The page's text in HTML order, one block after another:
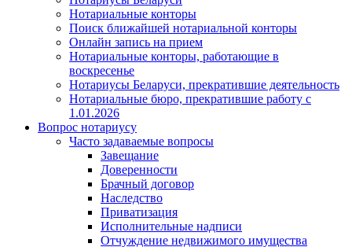
Нотариальные конторы
Поиск ближайшей нотариальной конторы
Онлайн запись на прием
Нотариальные конторы, работающие в
воскресенье
Нотариусы Беларуси, прекратившие деятельность
Нотариальные бюро, прекратившие работу с
1.01.2026
Вопрос нотариусу
Часто задаваемые вопросы
Завещание
Доверенности
Брачный договор
Наследство
Приватизация
Исполнительные надписи
Отчуждение недвижимого имущества